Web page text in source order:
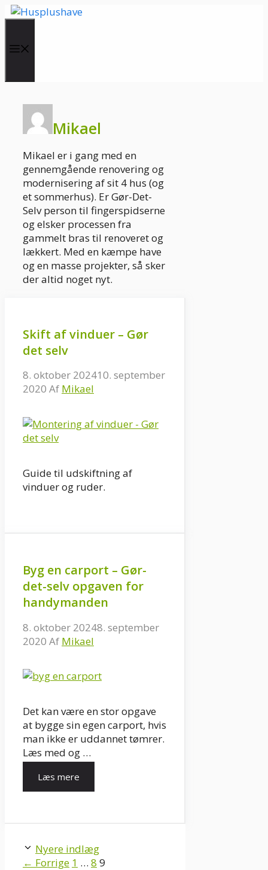
Hop
Mikael
Mikael er i gang med en
gennemgående renovering og
modernisering af sit 4 hus (og
et sommerhus). Er Gør-Det-
Selv person til fingerspidserne
og elsker processen fra
gammelt bras til renoveret og
lækkert. Med en kæmpe have
og en masse projekter, så sker
der altid noget nyt.
Skift af vinduer – Gør
det selv
8. oktober 202410. september
2020 Af Mikael
Guide til udskiftning af
vinduer og ruder.
Byg en carport – Gør-
det-selv opgaven for
handymanden
8. oktober 20248. september
2020 Af Mikael
Det kan være en stor opgave
at bygge sin egen carport, hvis
man ikke er uddannet tømrer.
Læs med og …
Læs mere
Nyere indlæg
← Forrige Page
1 … Page
8 Page
9